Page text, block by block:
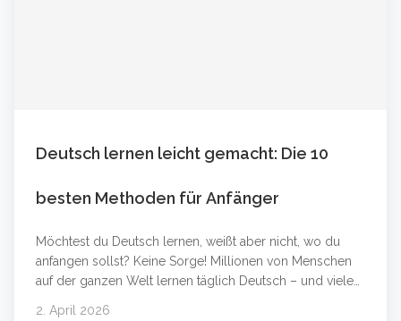
Deutsch lernen leicht gemacht: Die 10
besten Methoden für Anfänger
Möchtest du Deutsch lernen, weißt aber nicht, wo du
anfangen sollst? Keine Sorge! Millionen von Menschen
auf der ganzen Welt lernen täglich Deutsch – und viele
2. April 2026